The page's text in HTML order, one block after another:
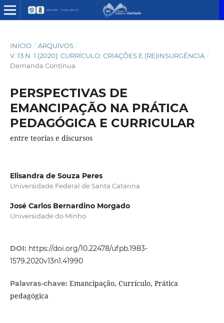
INÍCIO / ARQUIVOS /
V. 13 N. 1 (2020): CURRÍCULO: CRIAÇÕES E (RE)INSURGÊNCIA /
Demanda Contínua
PERSPECTIVAS DE
EMANCIPAÇÃO NA PRÁTICA
PEDAGÓGICA E CURRICULAR
entre teorias e discursos
Elisandra de Souza Peres
Universidade Federal de Santa Catarina
José Carlos Bernardino Morgado
Universidade do Minho
DOI: https://doi.org/10.22478/ufpb.1983-
1579.2020v13n1.41990
Palavras-chave: Emancipação, Currículo, Prática
pedagógica